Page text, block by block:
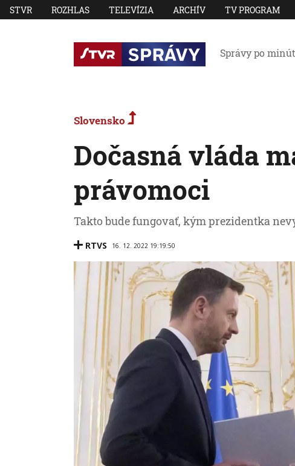
STVR ROZHLAS TELEVÍZIA ARCHÍV TV PROGRAM
Správy po
Slovensko
Dočasná vláda
právomoci
Takto bude fungovať, kým prezidentka
RTVS 16. 12. 2022 19:19:50